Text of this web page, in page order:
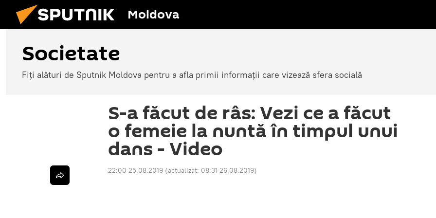
Moldova
Societate
Fiți alături de Sputnik Moldova pentru a afla primii informații care vizează sfera socială
S-a făcut de râs: Vezi ce a făcut
o femeie la nuntă în timpul unui
dans - Video
22:00 25.08.2019 (actualizat: 08:31 26.08.2019)